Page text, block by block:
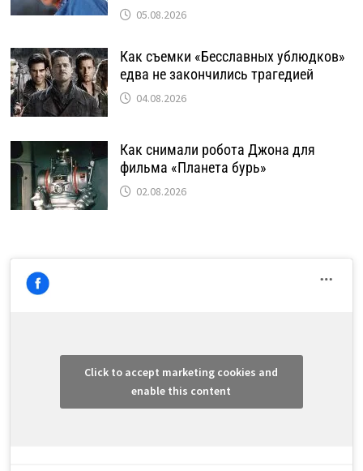
05.08.2026
Как съемки «Бесславных ублюдков»
едва не закончились трагедией
04.08.2026
Как снимали робота Джона для
фильма «Планета бурь»
02.08.2026
Click to accept marketing cookies and
enable this content